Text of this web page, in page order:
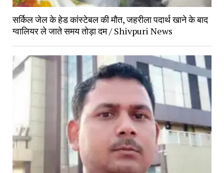
सर्किल जेल के हेड कांस्टेबल की मौत, जहरीला पदार्थ खाने के बाद
ग्वालियर ले जाते समय तोड़ा दम / Shivpuri News